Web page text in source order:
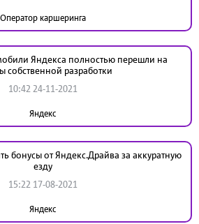
Оператор каршеринга
Яндекса полностью перешли на
собственной разработки
10:42 24-11-2021
Яндекс
бонусы от Яндекс.Драйва за аккуратную
езду
15:22 17-08-2021
Яндекс